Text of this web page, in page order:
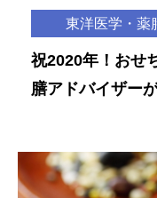
東洋医学・薬
祝2020年！おせ
膳アドバイザー